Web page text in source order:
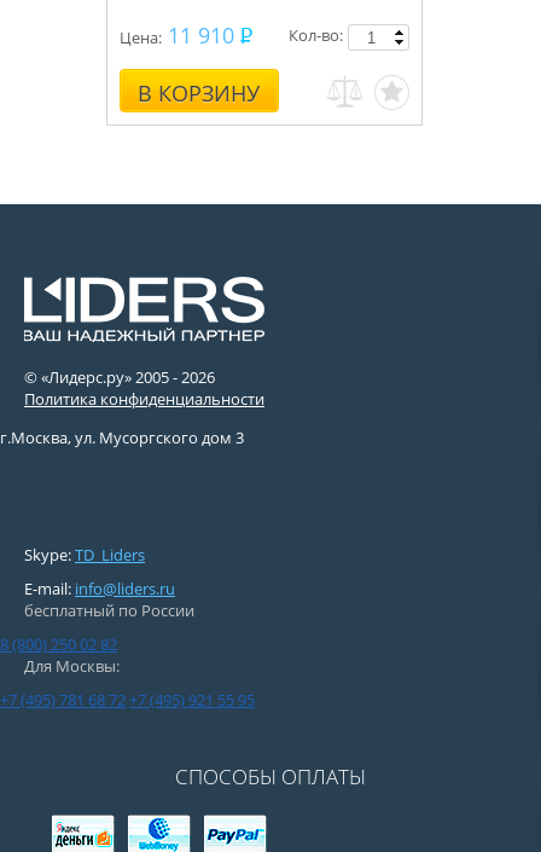
Цена: 11 910
В КОРЗИНУ
Кол-во:
© «Лидерс.ру» 2005 -2026
Политика конфиденциальности
г.Москва, ул. Мусоргского дом 3
Skype:TD_Liders
E-mail: info@liders.ru
бесплатный по России
8 (800) 250 02 82
Для Москвы:
+7 (495) 781 68 72+7 (495) 921 55 95
СПОСОБЫ ОПЛАТЫ